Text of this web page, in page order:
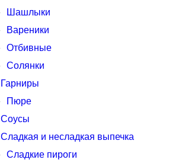
Шашлыки
Вареники
Отбивные
Солянки
Гарниры
Пюре
Соусы
Сладкая и несладкая выпечка
Сладкие пироги